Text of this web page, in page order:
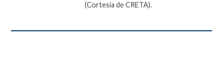
(Cortesía de CRETA).